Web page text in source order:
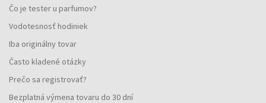
Čo je tester u parfumov?
Vodotesnosť hodiniek
Iba originálny tovar
Často kladené otázky
Prečo sa registrovať?
Bezplatná výmena tovaru do 30 dní